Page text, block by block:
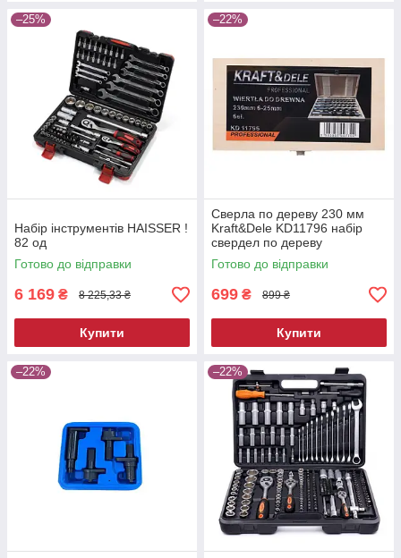
–25%
Набір інструментів HAISSER !
82 од
Готово до відправки
6 169 ₴ 8 225,33 ₴
Купити
–22%
Сверла по дереву 230 мм
Kraft&Dele KD11796 набір
свердел по дереву
Готово до відправки
699 ₴ 899 ₴
Купити
–22% –22%